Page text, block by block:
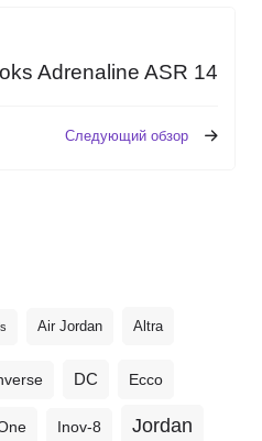
Adrenaline ASR 14
Следующий обзор
Air Jordan Altra
DC Ecco
Inov-8 Jordan